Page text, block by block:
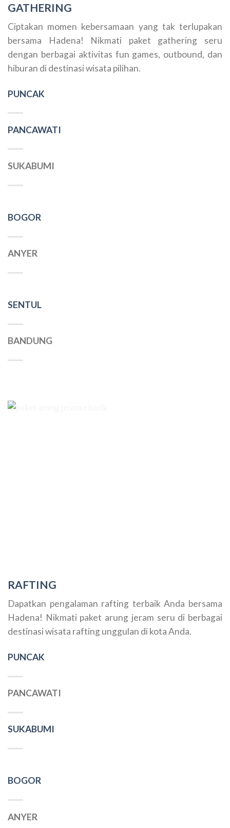
GATHERING
Ciptakan momen kebersamaan yang tak terlupakan
bersama Hadena! Nikmati paket gathering seru
dengan berbagai aktivitas fun games, outbound, dan
hiburan di destinasi wisata pilihan.
PUNCAK
PANCAWATI
SUKABUMI
BOGOR
ANYER
SENTUL
BANDUNG
RAFTING
Dapatkan pengalaman rafting terbaik Anda bersama
Hadena! Nikmati paket arung jeram seru di berbagai
destinasi wisata rafting unggulan di kota Anda.
PUNCAK
PANCAWATI
SUKABUMI
BOGOR
ANYER